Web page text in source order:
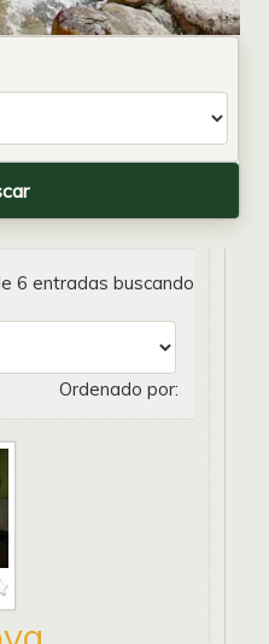
6 entradas buscando
Ordenado por: